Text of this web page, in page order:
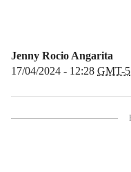
Jenny Rocio Angarita
17/04/2024 - 12:28 GMT-5